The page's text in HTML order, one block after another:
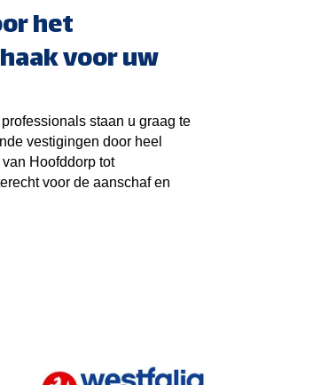
het
voor uw
staan u graag te
vestigingen door heel
Hoofddorp tot
voor de aanschaf en